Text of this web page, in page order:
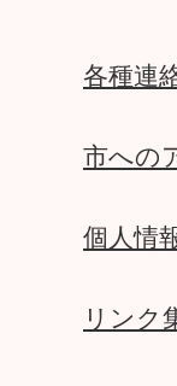
各種連
市への
個人情
リンク